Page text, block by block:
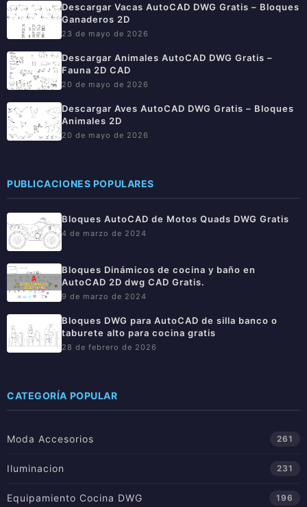
Descargar Vacas AutoCAD DWG Gratis – Bloques
Ganaderos 2D
23 de mayo de 2026
Descargar Animales AutoCAD DWG Gratis –
Fauna 2D CAD
20 de mayo de 2026
Descargar Aves AutoCAD DWG Gratis – Bloques
Animales 2D
20 de mayo de 2026
PUBLICACIONES POPULARES
Bloques AutoCAD de Motos Quads DWG Gratis
4 de marzo de 2024
Bloques Dinámicos de cocina y baño en
AutoCAD 2D dwg CAD Gratis.
9 de marzo de 2024
Bloques DWG para AutoCAD de silla banco o
taburete alto para cocina gratis
28 de febrero de 2026
CATEGORÍA POPULAR
Moda Accesorios 261
Iluminacion 231
Equipamiento Cocina DWG 196